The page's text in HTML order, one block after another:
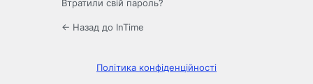
Втратили свій пароль?
← Назад до InTime
Політика конфіденційності